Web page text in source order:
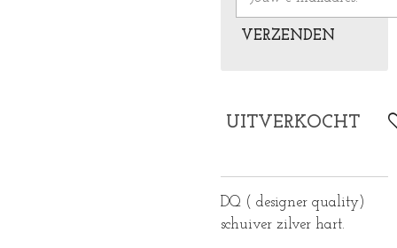
VERZENDEN
UITVERKOCHT
DQ ( designer quality)
schuiver zilver hart.